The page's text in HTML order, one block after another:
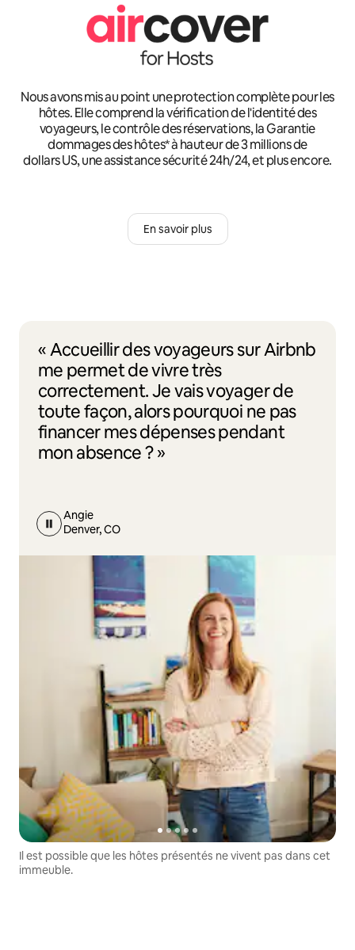
Nous avons mis au point une protection complète pour les
hôtes. Elle comprend la vérification de l'identité des
voyageurs, le contrôle des réservations, la Garantie
dommages des hôtes* à hauteur de 3 millions de
dollars US, une assistance sécurité 24h/24, et plus encore.
En savoir plus
« Accueillir des voyageurs sur Airbnb
me permet de vivre très
correctement. Je vais voyager de
toute façon, alors pourquoi ne pas
financer mes dépenses pendant
mon absence ? »
Angie
Denver, CO
Il est possible que les hôtes présentés ne vivent pas dans cet
immeuble.